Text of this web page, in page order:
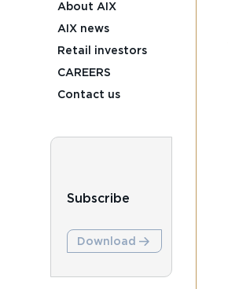
About AIX
AIX news
Retail investors
CAREERS
Contact us
Subscribe
Download